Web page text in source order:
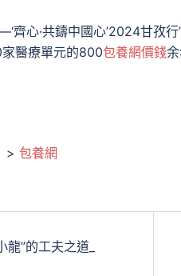
齊心·共鑄中國心’2024甘孜
醫療單元的800包養網價錢
包養網
”的工夫之道_